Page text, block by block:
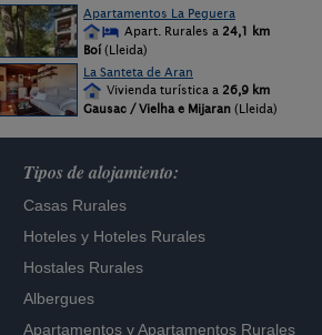
Apartamentos La Peguera
Apart. Rurales a 24,1 km
Boí (Lleida)
La Santeta de Aran
Vivienda turística a 26,9 km
Gausac / Vielha e Mijaran (Lleida)
Tipos de alojamiento:
Casas Rurales
Hoteles y Hoteles Rurales
Hostales Rurales
Albergues
Apartamentos yApartamentos Rurales